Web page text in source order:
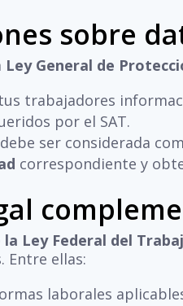
sobre
Ley General de
trabajadores
por el SAT.
ser considerada
correspondiente y
Ley Federal del
Entre ellas:
laborales